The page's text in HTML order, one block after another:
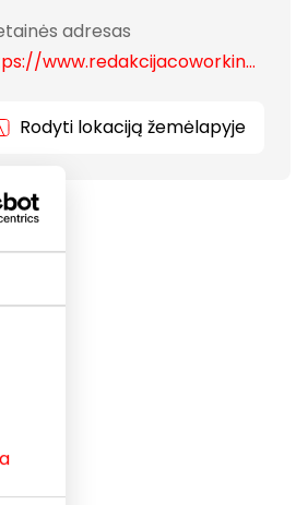
adresas
https://www.redakcijacoworking.lt
Rodyti lokaciją žemėlapyje